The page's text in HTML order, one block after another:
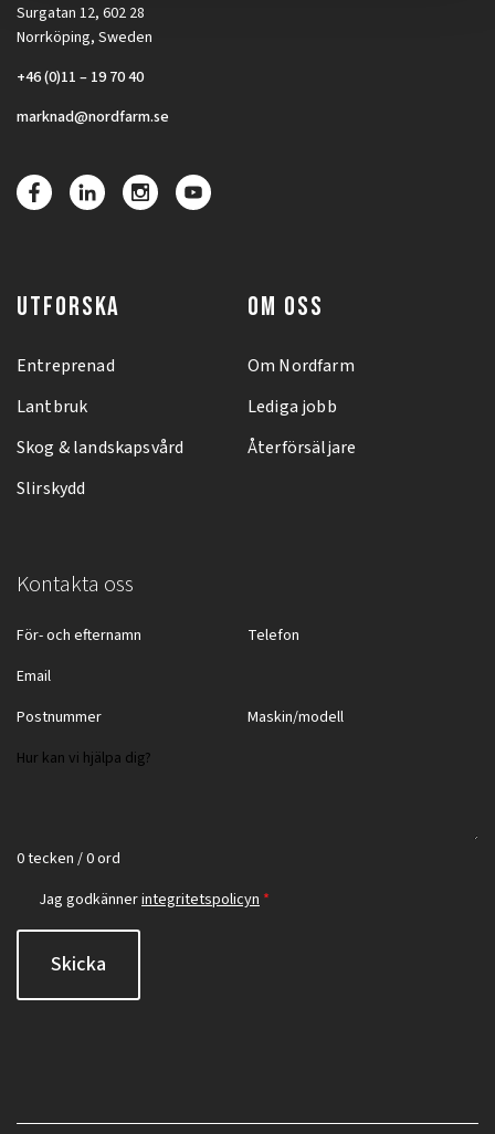
Surgatan 12, 602 28
Norrköping, Sweden
+46 (0)11 – 19 70 40
marknad@nordfarm.se
UTFORSKA
Entreprenad
Lantbruk
Skog & landskapsvård
Slirskydd
OM OSS
Om Nordfarm
Lediga jobb
Återförsäljare
Kontakta oss
0 tecken / 0 ord
Jag godkännerintegritetspolicyn *
Skicka